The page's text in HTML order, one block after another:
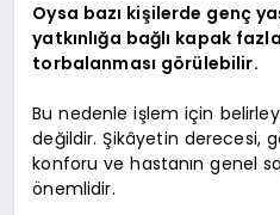
Oysa bazı kişilerde genç
yatkınlığa bağlı kapak
torbalanması görülebilir.
Bu nedenle işlem için
değildir. Şikâyetin derecesi,
konforu ve hastanın genel
önemlidir.